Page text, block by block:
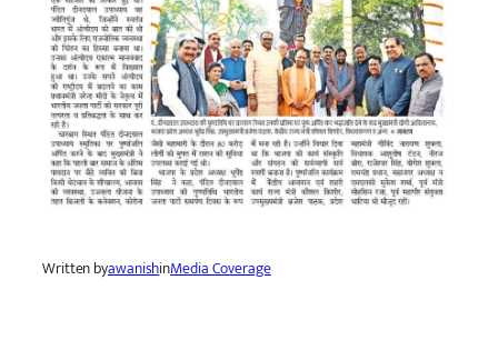
Written byawanishinMedia Coverage